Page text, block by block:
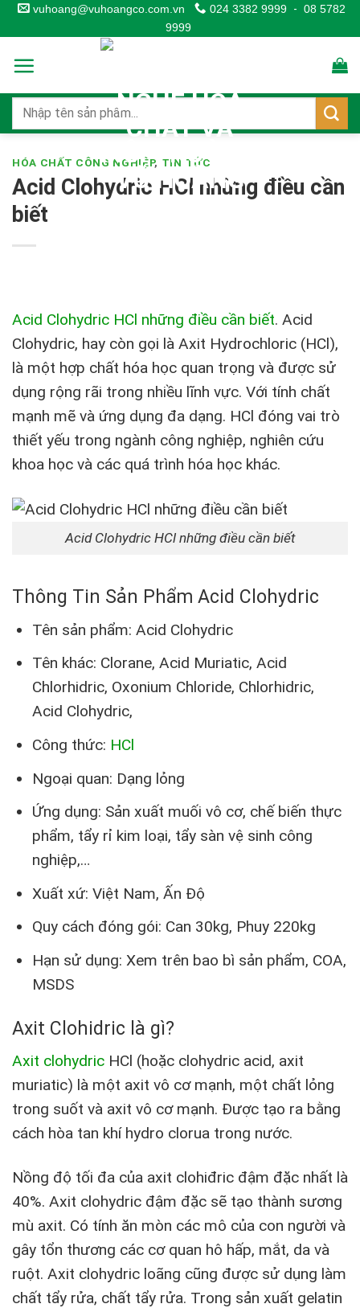
Skip
to
content
vuhoang@vuhoangco.com.vn 024 3382 9999 - 08 5782
9999
HÓA CHẤT CÔNG NGHIỆP, TIN TỨC
Acid Clohydric HCl những điều cần
biết
Acid Clohydric HCl những điều cần biết. Acid
Clohydric, hay còn gọi là Axit Hydrochloric (HCl),
là một hợp chất hóa học quan trọng và được sử
dụng rộng rãi trong nhiều lĩnh vực. Với tính chất
mạnh mẽ và ứng dụng đa dạng. HCl đóng vai trò
thiết yếu trong ngành công nghiệp, nghiên cứu
khoa học và các quá trình hóa học khác.
Acid Clohydric HCl những điều cần biết
Thông Tin Sản Phẩm Acid Clohydric
Tên sản phẩm: Acid Clohydric
Tên khác: Clorane, Acid Muriatic, Acid
Chlorhidric, Oxonium Chloride, Chlorhidric,
Acid Clohydric,
Công thức: HCl
Ngoại quan: Dạng lỏng
Ứng dụng: Sản xuất muối vô cơ, chế biến thực
phẩm, tẩy rỉ kim loại, tẩy sàn vệ sinh công
nghiệp,…
Xuất xứ: Việt Nam, Ấn Độ
Quy cách đóng gói: Can 30kg, Phuy 220kg
Hạn sử dụng: Xem trên bao bì sản phẩm, COA,
MSDS
Axit Clohidric là gì?
Axit clohydric HCl (hoặc clohydric acid, axit
muriatic) là một axit vô cơ mạnh, một chất lỏng
trong suốt và axit vô cơ mạnh. Được tạo ra bằng
cách hòa tan khí hydro clorua trong nước.
Nồng độ tối đa của axit clohiđric đậm đặc nhất là
40%. Axit clohydric đậm đặc sẽ tạo thành sương
mù axit. Có tính ăn mòn các mô của con người và
gây tổn thương các cơ quan hô hấp, mắt, da và
ruột. Axit clohydric loãng cũng được sử dụng làm
chất tẩy rửa, chất tẩy rửa. Trong sản xuất gelatin